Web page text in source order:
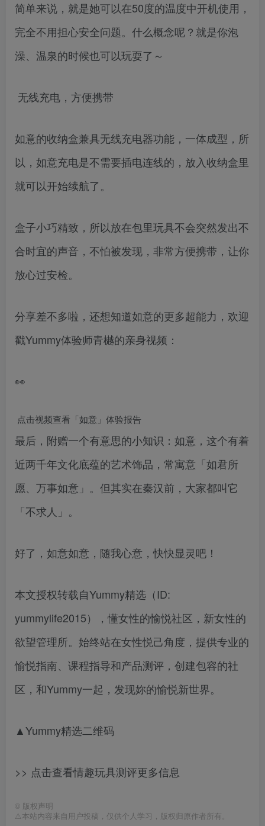
简单来说，就是她可以在50度的温度中开机使用，
完全不用担心安全问题。什么概念呢？就是你泡
澡、温泉的时候也可以玩耍了～
无线充电，方便携带
如意的收纳盒兼具无线充电器功能，一体成型，所
以，如意充电是不需要插电连线的，放入收纳盒里
就可以开始续航了。
盒子小巧精致，所以放在包里玩具不会突然发出不
合时宜的声音，不怕被发现，非常方便携带，让你
放心过安检。
分享差不多啦，还想知道如意的更多超能力，欢迎
戳Yummy体验师青樾的亲身视频：
👀
点击视频查看「如意」体验报告
最后，附赠一个有意思的小知识：如意，这个有着
近两千年文化底蕴的艺术饰品，常寓意「如君所
愿、万事如意」。但其实在秦汉前，大家都叫它
「不求人」。
好了，如意如意，随我心意，快快显灵吧！
本文授权转载自Yummy精选（ID:
yummylife2015），懂女性的愉悦社区，新女性的
欲望管理所。始终站在女性悦己角度，提供专业的
愉悦指南、课程指导和产品测评，创建包容的社
区，和Yummy一起，发现妳的愉悦新世界。
▲Yummy精选二维码
>> 点击查看情趣玩具测评更多信息
© 版权声明
⚠️本站内容来自用户投稿，仅供个人学习，版权归原作者所有。